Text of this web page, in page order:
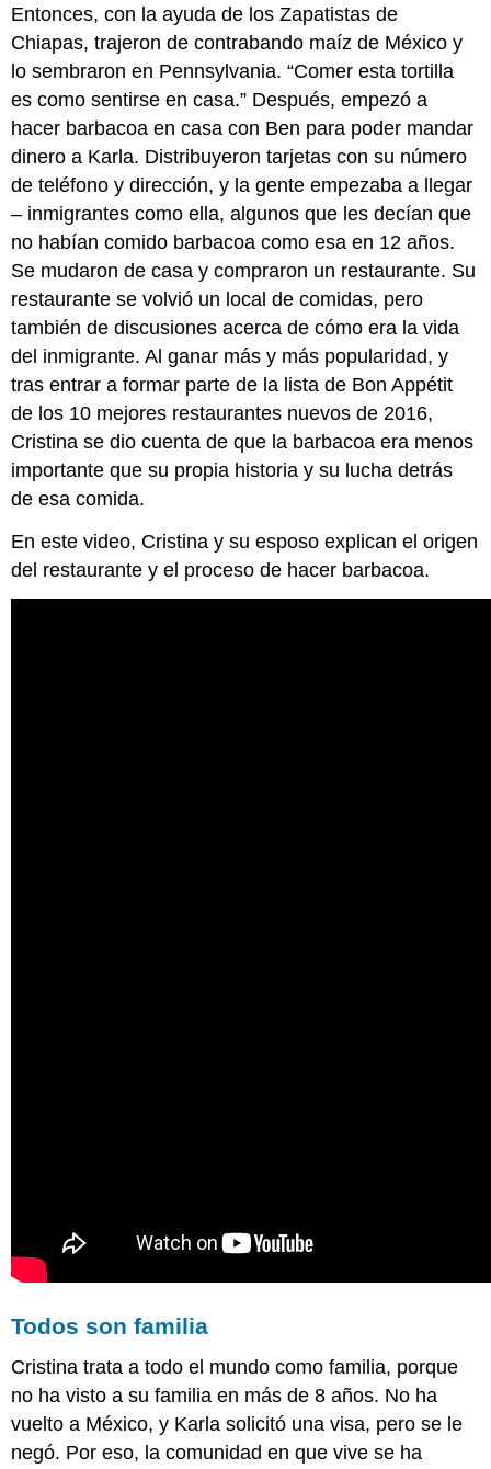
Entonces, con la ayuda de los Zapatistas de
Chiapas, trajeron de contrabando maíz de México y
lo sembraron en Pennsylvania. “Comer esta tortilla
es como sentirse en casa.” Después, empezó a
hacer barbacoa en casa con Ben para poder mandar
dinero a Karla. Distribuyeron tarjetas con su número
de teléfono y dirección, y la gente empezaba a llegar
– inmigrantes como ella, algunos que les decían que
no habían comido barbacoa como esa en 12 años.
Se mudaron de casa y compraron un restaurante. Su
restaurante se volvió un local de comidas, pero
también de discusiones acerca de cómo era la vida
del inmigrante. Al ganar más y más popularidad, y
tras entrar a formar parte de la lista de Bon Appétit
de los 10 mejores restaurantes nuevos de 2016,
Cristina se dio cuenta de que la barbacoa era menos
importante que su propia historia y su lucha detrás
de esa comida.
En este video, Cristina y su esposo explican el origen
del restaurante y el proceso de hacer barbacoa.
Todos son familia
Cristina trata a todo el mundo como familia, porque
no ha visto a su familia en más de 8 años. No ha
vuelto a México, y Karla solicitó una visa, pero se le
negó. Por eso, la comunidad en que vive se ha